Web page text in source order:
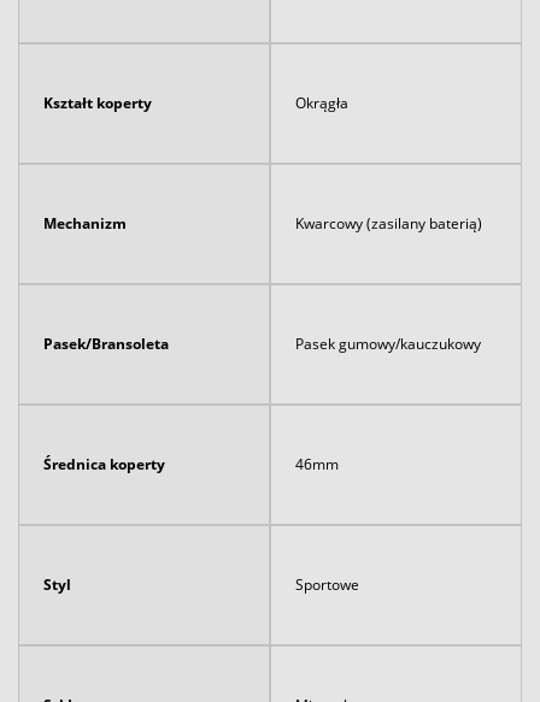
Kształt koperty Okrągła
Mechanizm Kwarcowy (zasilany baterią)
Pasek/Bransoleta Pasek gumowy/kauczukowy
Średnica koperty 46mm
Styl Sportowe